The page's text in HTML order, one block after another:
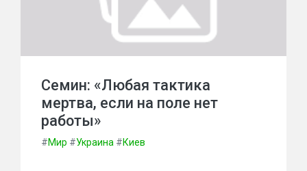
Семин: «Любая тактика
мертва, если на поле нет
работы»
#Мир #Украина #Киев